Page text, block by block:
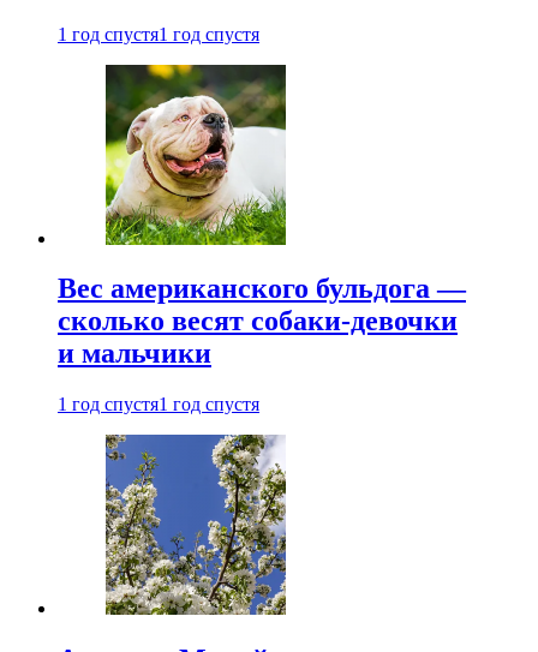
1 год спустя1 год спустя
Вес американского бульдога —
сколько весят собаки-девочки
и мальчики
1 год спустя1 год спустя